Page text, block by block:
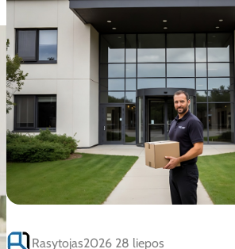
Rasytojas2026 28 liepos